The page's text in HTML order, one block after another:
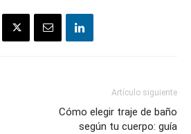
Artículo siguiente
Cómo elegir traje de baño
según tu cuerpo: guía